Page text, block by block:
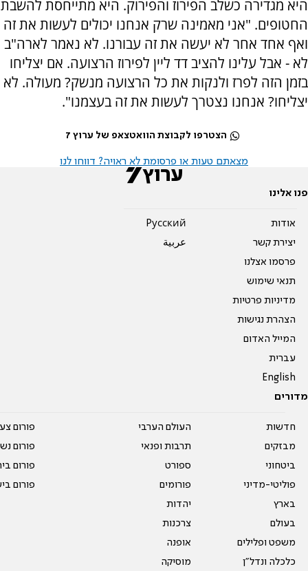
היא מגדירה כשלב הפירוז והפירוק. היא מתייחסת להשבת
החטופים. "אני מאמינה שרק אנחנו יכולים לעשות את זה
ואף אחד אחר לא יעשה את זה עבורנו. לא נאמר לארה"ב
לא - אבל עלינו להציב דד ליין לפירוז הרצועה. אם יצליחו
בזמן הזה לפרז ולנקות את כל הרצועה מנשק? מעולה. לא
יצליחו? אנחנו נצטרך לעשות את זה בעצמנו".
הצטרפו לקבוצת הוואטצאפ של ערוץ 7
מצאתם טעות או פרסומת לא ראויה? דווחו לנו
פנו אלינו
אודות
יצירת קשר
פרסמו אצלנו
תנאי שימוש
מדיניות פרטיות
הצהרת נגישות
המייל האדום
עברית
English
Pусский
عربية
מדורים
חדשות
מבזקים
ביטחוני
פוליטי-מדיני
בארץ
בעולם
משפט ופלילים
כלכלה ונדל"ן
העולם הערבי
תרבות ופנאי
ספורט
פורומים
יהדות
צרכנות
אופנה
מוסיקה
פורום
פורום
פורום
פורום